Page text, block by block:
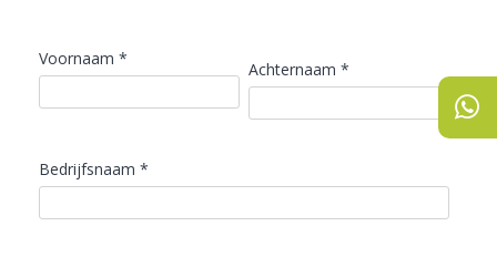
Voornaam *
Achternaam *
Bedrijfsnaam *